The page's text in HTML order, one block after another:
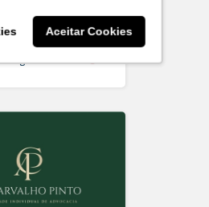
Aceitar Cookies
SM Off